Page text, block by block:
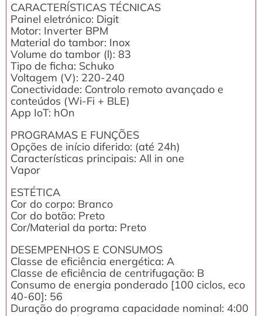
CARACTERÍSTICAS TÉCNICAS
Painel eletrónico: Digit
Motor: Inverter BPM
Material do tambor: Inox
Volume do tambor (l): 83
Tipo de ficha: Schuko
Voltagem (V): 220-240
Conectividade: Controlo remoto avançado e
conteúdos (Wi-Fi + BLE)
App IoT: hOn
PROGRAMAS E FUNÇÕES
Opções de início diferido: (até 24h)
Características principais: All in one
Vapor
ESTÉTICA
Cor do corpo: Branco
Cor do botão: Preto
Cor/Material da porta: Preto
DESEMPENHOS E CONSUMOS
Classe de eficiência energética: A
Classe de eficiência de centrifugação: B
Consumo de energia ponderado [100 ciclos, eco
40-60]: 56
Duração do programa capacidade nominal: 4:00